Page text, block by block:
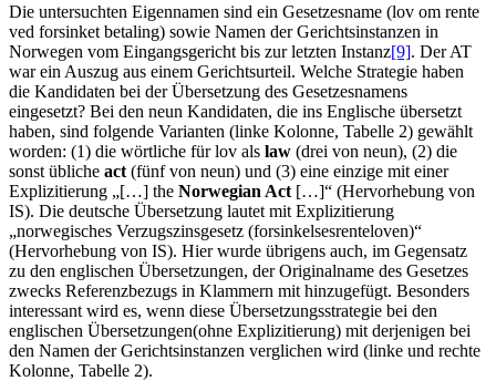
Die untersuchten Eigennamen sind ein Gesetzesname (lov om rente
ved forsinket betaling) sowie Namen der Gerichtsinstanzen in
Norwegen vom Eingangsgericht bis zur letzten Instanz[9]. Der AT
war ein Auszug aus einem Gerichtsurteil. Welche Strategie haben
die Kandidaten bei der Übersetzung des Gesetzesnamens
eingesetzt? Bei den neun Kandidaten, die ins Englische übersetzt
haben, sind folgende Varianten (linke Kolonne, Tabelle 2) gewählt
worden: (1) die wörtliche fürlov als law (drei von neun), (2) die
sonst übliche act (fünf von neun) und (3) eine einzige mit einer
Explizitierung „[…] the Norwegian Act […]“ (Hervorhebung von
IS). Die deutsche Übersetzung lautet mit Explizitierung
„norwegisches Verzugszinsgesetz (forsinkelsesrenteloven)“
(Hervorhebung von IS). Hier wurde übrigens auch, im Gegensatz
zu den englischen Übersetzungen, der Originalname des Gesetzes
zwecks Referenzbezugs in Klammern mit hinzugefügt. Besonders
interessant wird es, wenn diese Übersetzungsstrategie bei den
englischen Übersetzungen(ohne Explizitierung) mit derjenigen bei
den Namen der Gerichtsinstanzen verglichen wird (linke und rechte
Kolonne, Tabelle 2).